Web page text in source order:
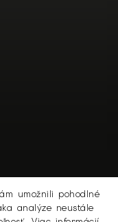
umožnili pohodlné
analýze neustále